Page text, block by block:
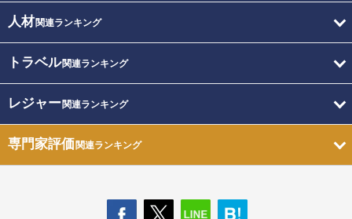
人材関連ランキング
トラベル関連ランキング
レジャー関連ランキング
専門家評価関連ランキング